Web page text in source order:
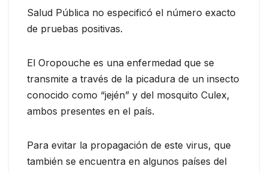
Salud Pública no especificó el número exacto
de pruebas positivas.
El Oropouche es una enfermedad que se
transmite a través de la picadura de un insecto
conocido como “jején” y del mosquito Culex,
ambos presentes en el país.
Para evitar la propagación de este virus, que
también se encuentra en algunos países del